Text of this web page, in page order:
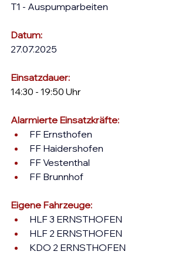
T1 - Auspumparbeiten
Datum:
27.07.2025
Einsatzdauer:
14:30 - 19:50 Uhr
Alarmierte Einsatzkräfte:
FF Ernsthofen
FF Haidershofen
FF Vestenthal
FF Brunnhof
Eigene Fahrzeuge:
HLF 3 ERNSTHOFEN
HLF 2 ERNSTHOFEN
KDO 2 ERNSTHOFEN